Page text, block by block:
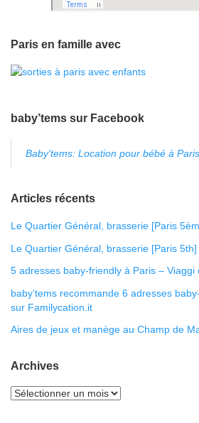
Paris en famille avec
baby’tems sur Facebook
Baby'tems: Location pour bébé à
Articles récents
Le Quartier Général, brasserie [Paris
Le Quartier Général, brasserie [Paris 5th]
5 adresses baby-friendly à Paris – Viaggi
baby’tems recommande 6 adresses
sur Familycation.it
Aires de jeux et manège au Champ de
Archives